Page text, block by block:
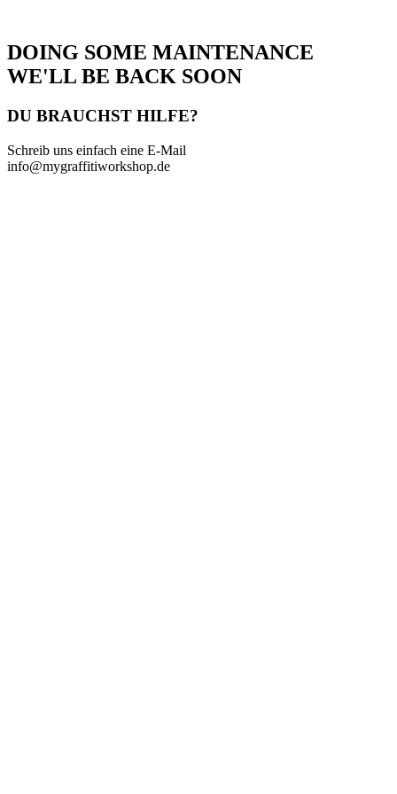
DOING SOME MAINTENANCE
WE'LL BE BACK SOON
DU BRAUCHST HILFE?
Schreib uns einfach eine E-Mail
info@mygraffitiworkshop.de